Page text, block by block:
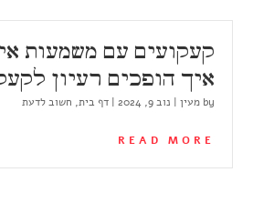
קעקועים עם משמעות
איך הופכים רעיון
by מעין| נוב 9, 2024 | דף בית, חשוב לדעת
READ MORE